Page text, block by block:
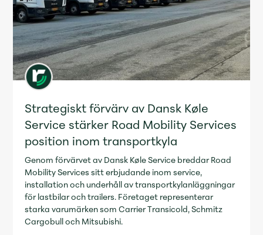
Strategiskt förvärv av Dansk Køle
Service stärker Road Mobility Services
position inom transportkyla
Genom förvärvet av Dansk Køle Service breddar Road
Mobility Services sitt erbjudande inom service,
installation och underhåll av transportkylanläggningar
för lastbilar och trailers. Företaget representerar
starka varumärken som Carrier Transicold, Schmitz
Cargobull och Mitsubishi.